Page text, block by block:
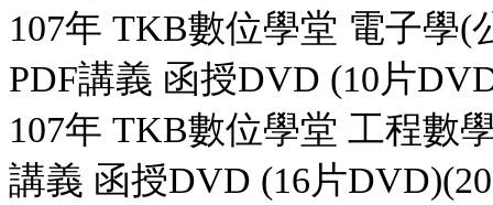
107年 TKB數位學堂 電子學(
PDF講義 函授DVD (10片
107年 TKB數位學堂 工程數
講義 函授DVD (16片